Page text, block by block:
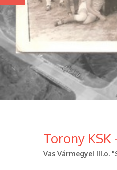
Torony KSK
Vas Vármegyei III.o.